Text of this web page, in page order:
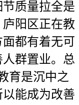
质量拉全是
阳区正在教
都有着无可
群置业。总
育是沉中之
能成为改善